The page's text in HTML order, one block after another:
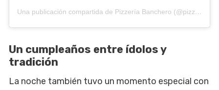
Una publicación compartida de Pizzería Banchero (@pizzeriabanchero)
Un cumpleaños entre ídolos y
tradición
La noche también tuvo un momento especial con